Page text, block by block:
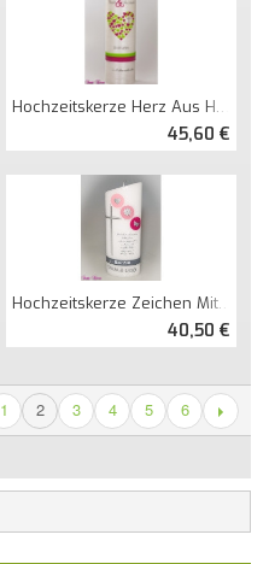
Hochzeitskerze Herz Aus Herzen Perlmutt
45,60 €
Hochzeitskerze Zeichen Mit Trauspruch Oval Abg.
40,50 €
1 2 3 4 5 6